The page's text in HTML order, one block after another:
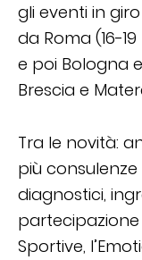
gli eventi in
da Roma (16-
e poi Bologna
Brescia e
Tra le novità:
più
diagnostici,
Sportive,